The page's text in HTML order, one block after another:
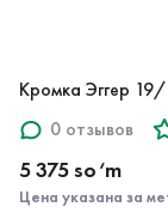
Кромка Эггер
0 отзывов
5 375 so‘m
Цена указана за